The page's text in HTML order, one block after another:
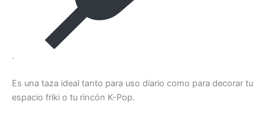
.
Es una taza ideal tanto para uso diario como para decorar tu
espacio friki o tu rincón K-Pop.